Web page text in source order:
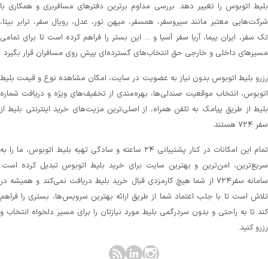
اتوبوس را تغییر دهد. بررسی مداوم برترین دفترهای مسافربری و همکاری با
معتبر مانند سیروسفر، همسفر، میهن‌ نور، عدل، رویال سفر، ترابر بیتا،
سفر، ایران پیما، آریا سفر آسیا و ... این بستر را فراهم کرده است تا برای تمامی
داخلی و خارجی حق انتخاب‌های گسترده‌ای پیش روی مسافران قرار بگیرد
بلیط اتوبوس بدون نیاز به عضویت در سایت، امکان مشاهده نوع و قیمت بلیط
انتخاب موقعیت صندلی‌ها، بهره‌مندی از تخفیف‌های ویژه و دریافت شماره‌
از طریق پیامک به تلفن همراه، از اصلی‌ترین مزیت‌های خرید اینترنتی بلیط از
هستند.
تمام این امکانات در کنار پشتیبانی‌ ۲۴ ساعته و سادگی تهیه بلیط اتوبوس، ما را به
امن‌ترین و بهترین سایت برای خرید بلیط اتوبوس تبدیل کرده است.
سامانه سفر۷۲۴ از شما هیچ کارمزدی قبال خرید بلیط دریافت نمی‌کند و همیشه در
است تا با جلب اعتماد شما از طریق ارائه بهترین سرویس‌ها، بستری را فراهم
تا به راحتی و بدون سردرگمی بلیط مورد نیازتان را برای مسیر دلخواه انتخاب و
کنید.